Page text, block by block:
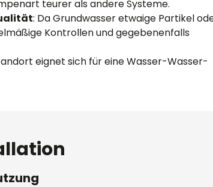
teurer als andere Systeme.
: Da Grundwasser etwaige Partikel
Kontrollen und gegebenenfalls
eignet sich für eine Wasser-Wasser-